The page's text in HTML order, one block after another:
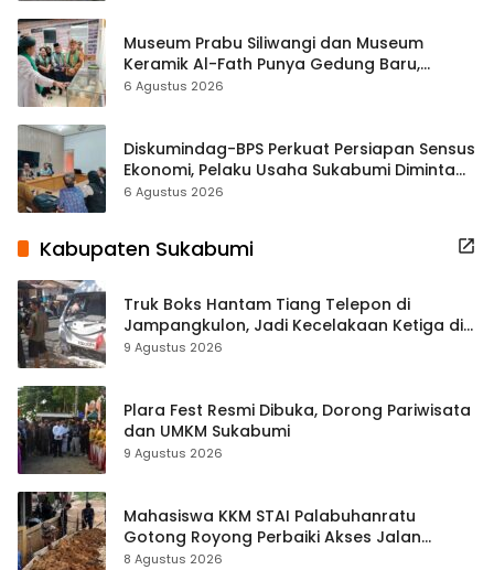
Museum Prabu Siliwangi dan Museum
Keramik Al-Fath Punya Gedung Baru,
Hampir 500 Koleksi Dipisahkan
6 Agustus 2026
Diskumindag-BPS Perkuat Persiapan Sensus
Ekonomi, Pelaku Usaha Sukabumi Diminta
Terbuka Beri Data
6 Agustus 2026
Kabupaten Sukabumi
Truk Boks Hantam Tiang Telepon di
Jampangkulon, Jadi Kecelakaan Ketiga di
Titik yang Sama
9 Agustus 2026
Plara Fest Resmi Dibuka, Dorong Pariwisata
dan UMKM Sukabumi
9 Agustus 2026
Mahasiswa KKM STAI Palabuhanratu
Gotong Royong Perbaiki Akses Jalan
Majelis Ta’lim di Sagaranten
8 Agustus 2026